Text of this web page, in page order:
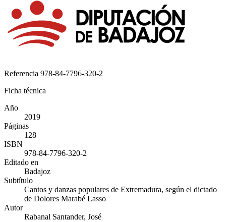
Referencia 978-84-7796-320-2
Ficha técnica
Año
2019
Páginas
128
ISBN
978-84-7796-320-2
Editado en
Badajoz
Subtítulo
Cantos y danzas populares de Extremadura, según el dictado
de Dolores Marabé Lasso
Autor
Rabanal Santander, José